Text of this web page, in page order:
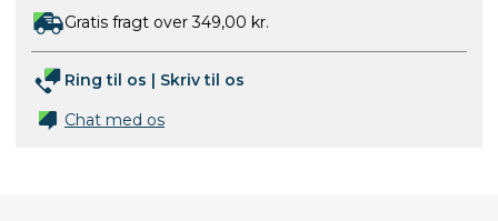
Gratis fragt over 349,00 kr.
Ring til os | Skriv til os
Chat med os